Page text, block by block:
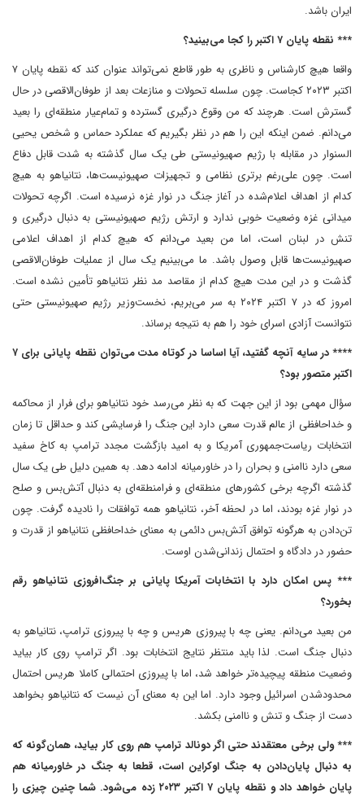
ایران باشد.
*** نقطه پایان ۷ اکتبر را کجا می‌بینید؟
واقعا هیچ کارشناس و ناظری به طور قاطع نمی‌تواند عنوان کند که نقطه پایان ۷
اکتبر ۲۰۲۳ کجاست. چون سلسله تحولات و منازعات بعد از طوفان‌الاقصی در حال
گسترش است. هرچند که من وقوع درگیری گسترده و تمام‌عیار منطقه‌ای را بعید
می‌دانم. ضمن اینکه این را هم در نظر بگیریم که عملکرد حماس و شخص یحیی
السنوار در مقابله با رژیم صهیونیستی طی یک سال گذشته به شدت قابل دفاع
است. چون علی‌رغم برتری نظامی و تجهیزات صهیونیست‌ها، نتانیاهو به هیچ
کدام از اهداف اعلام‌شده در آغاز جنگ در نوار غزه نرسیده است. اگرچه تحولات
میدانی غزه وضعیت خوبی ندارد و ارتش رژیم صهیونیستی به دنبال درگیری و
تنش در لبنان است، اما من بعید می‌دانم که هیچ کدام از اهداف اعلامی
صهیونیست‌ها قابل وصول باشد. ما می‌بینیم یک سال از عملیات طوفان‌الاقصی
گذشت و در این مدت هیچ کدام از مقاصد مد نظر نتانیاهو تأمین نشده است.
امروز که در ۷ اکتبر ۲۰۲۴ به سر می‌بریم، نخست‌وزیر رژیم صهیونیستی حتی
نتوانست آزادی اسرای خود را هم به نتیجه برساند.
**** در سایه آنچه گفتید، آیا اساسا در کوتاه ‌مدت می‌توان نقطه پایانی برای ۷
اکتبر متصور بود؟
سؤال مهمی بود از این جهت که به نظر می‌رسد خود نتانیاهو برای فرار از محاکمه
و خداحافظی از عالم قدرت سعی دارد این جنگ را فرسایشی کند و حداقل تا زمان
انتخابات ریاست‌جمهوری آمریکا و به امید بازگشت مجدد ترامپ به کاخ سفید
سعی دارد ناامنی و بحران را در خاورمیانه ادامه دهد. به همین دلیل طی یک سال
گذشته اگرچه برخی کشورهای منطقه‌ای و فرامنطقه‌ای به دنبال آتش‌بس و صلح
در نوار غزه بودند، اما در لحظه آخر، نتانیاهو همه توافقات را نادیده گرفت. چون
تن‌دادن به هرگونه توافق آتش‌بس دائمی به معنای خداحافظی نتانیاهو از قدرت و
حضور در دادگاه و احتمال زندانی‌شدن اوست.
*** پس امکان دارد با انتخابات آمریکا پایانی بر جنگ‌افروزی نتانیاهو رقم
بخورد؟
من بعید می‌دانم. یعنی چه با پیروزی هریس و چه با پیروزی ترامپ، نتانیاهو به
دنبال جنگ است. لذا باید منتظر نتایج انتخابات بود. اگر ترامپ روی کار بیاید
وضعیت منطقه پیچیده‌تر خواهد شد، اما با پیروزی احتمالی کاملا هریس احتمال
محدودشدن اسرائیل وجود دارد. اما این به معنای آن نیست که نتانیاهو بخواهد
دست از جنگ و تنش و ناامنی بکشد.
*** ولی برخی معتقدند حتی اگر دونالد ترامپ هم روی کار بیاید، همان‌گونه که
به دنبال پایان‌دادن به جنگ اوکراین است، قطعا به جنگ در خاورمیانه هم
پایان خواهد داد و نقطه پایان ۷ اکتبر ۲۰۲۳ زده می‌شود. شما چنین چیزی را